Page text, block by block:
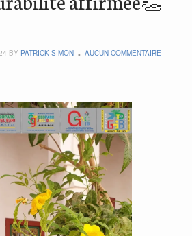
BY PATRICK SIMON AUCUN COMMENTAIRE